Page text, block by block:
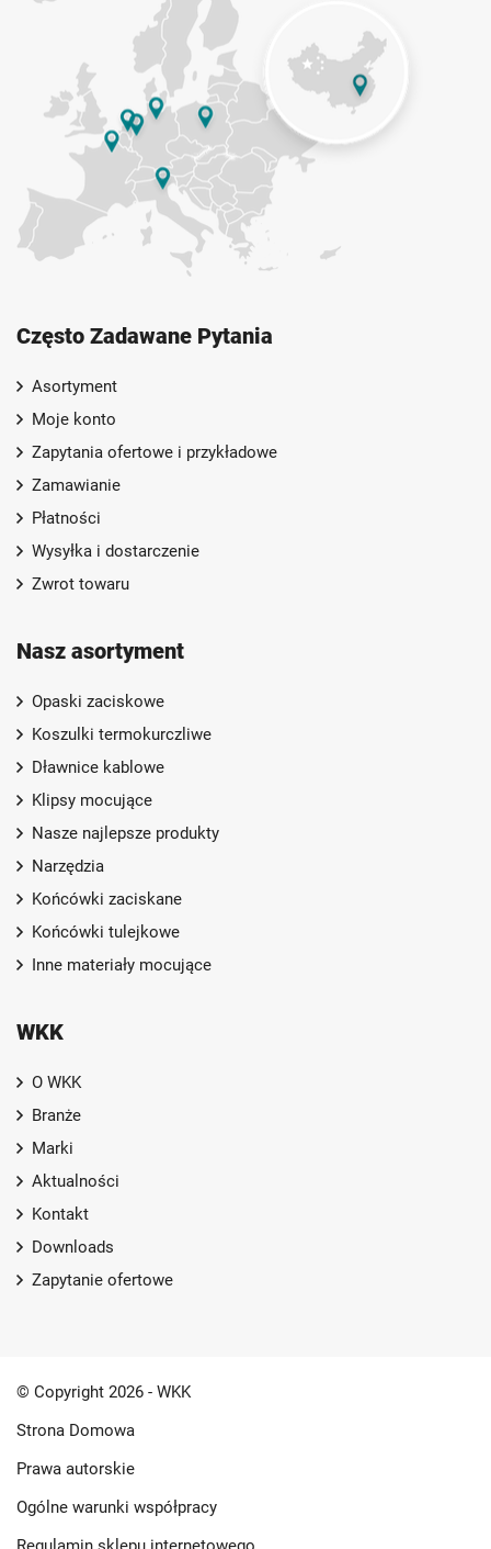
Często Zadawane Pytania
Asortyment
Moje konto
Zapytania ofertowe i przykładowe
Zamawianie
Płatności
Wysyłka i dostarczenie
Zwrot towaru
Nasz asortyment
Opaski zaciskowe
Koszulki termokurczliwe
Dławnice kablowe
Klipsy mocujące
Nasze najlepsze produkty
Narzędzia
Końcówki zaciskane
Końcówki tulejkowe
Inne materiały mocujące
WKK
O WKK
Branże
Marki
Aktualności
Kontakt
Downloads
Zapytanie ofertowe
© Copyright 2026 - WKK
Strona Domowa
Prawa autorskie
Ogólne warunki współpracy